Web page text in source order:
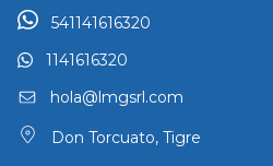
541141616320
1141616320
hola@lmgsrl.com
Don Torcuato, Tigre